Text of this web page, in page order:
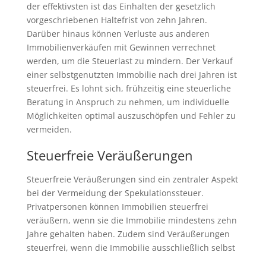
der effektivsten ist das Einhalten der gesetzlich
vorgeschriebenen Haltefrist von zehn Jahren.
Darüber hinaus können Verluste aus anderen
Immobilienverkäufen mit Gewinnen verrechnet
werden, um die Steuerlast zu mindern. Der Verkauf
einer selbstgenutzten Immobilie nach drei Jahren ist
steuerfrei. Es lohnt sich, frühzeitig eine steuerliche
Beratung in Anspruch zu nehmen, um individuelle
Möglichkeiten optimal auszuschöpfen und Fehler zu
vermeiden.
Steuerfreie Veräußerungen
Steuerfreie Veräußerungen sind ein zentraler Aspekt
bei der Vermeidung der Spekulationssteuer.
Privatpersonen können Immobilien steuerfrei
veräußern, wenn sie die Immobilie mindestens zehn
Jahre gehalten haben. Zudem sind Veräußerungen
steuerfrei, wenn die Immobilie ausschließlich selbst